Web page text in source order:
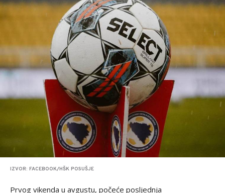
IZVOR: FACEBOOK/HŠK POSUŠJE
Prvog vikenda u avgustu, počeće posljednja